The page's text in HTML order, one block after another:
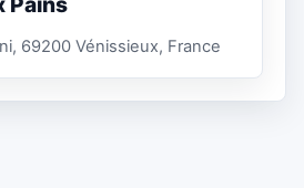
69200 Vénissieux, France